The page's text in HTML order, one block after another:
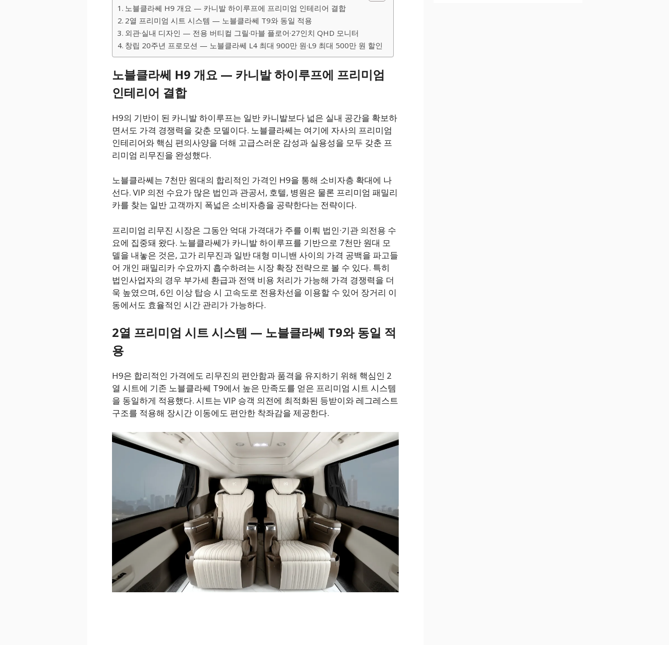
노블클라쎄 H9 개요 — 카니발 하이루프에 프리미엄 인테리어 결합
2열 프리미엄 시트 시스템 — 노블클라쎄 T9와 동일 적용
외관·실내 디자인 — 전용 버티컬 그릴·마블 플로어·27인치 QHD 모니터
창립 20주년 프로모션 — 노블클라쎄 L4 최대 900만 원·L9 최대 500만 원 할인
노블클라쎄 H9 개요 — 카니발 하이루프에 프리미엄
인테리어 결합
H9의 기반이 된 카니발 하이루프는 일반 카니발보다 넓은 실내 공간을 확보하
면서도 가격 경쟁력을 갖춘 모델이다. 노블클라쎄는 여기에 자사의 프리미엄
인테리어와 핵심 편의사양을 더해 고급스러운 감성과 실용성을 모두 갖춘 프
리미엄 리무진을 완성했다.
노블클라쎄는 7천만 원대의 합리적인 가격인 H9을 통해 소비자층 확대에 나
선다. VIP 의전 수요가 많은 법인과 관공서, 호텔, 병원은 물론 프리미엄 패밀리
카를 찾는 일반 고객까지 폭넓은 소비자층을 공략한다는 전략이다.
프리미엄 리무진 시장은 그동안 억대 가격대가 주를 이뤄 법인·기관 의전용 수
요에 집중돼 왔다. 노블클라쎄가 카니발 하이루프를 기반으로 7천만 원대 모
델을 내놓은 것은, 고가 리무진과 일반 대형 미니밴 사이의 가격 공백을 파고들
어 개인 패밀리카 수요까지 흡수하려는 시장 확장 전략으로 볼 수 있다. 특히
법인사업자의 경우 부가세 환급과 전액 비용 처리가 가능해 가격 경쟁력을 더
욱 높였으며, 6인 이상 탑승 시 고속도로 전용차선을 이용할 수 있어 장거리 이
동에서도 효율적인 시간 관리가 가능하다.
2열 프리미엄 시트 시스템 — 노블클라쎄 T9와 동일 적
용
H9은 합리적인 가격에도 리무진의 편안함과 품격을 유지하기 위해 핵심인 2
열 시트에 기존 노블클라쎄 T9에서 높은 만족도를 얻은 프리미엄 시트 시스템
을 동일하게 적용했다. 시트는 VIP 승객 의전에 최적화된 등받이와 레그레스트
구조를 적용해 장시간 이동에도 편안한 착좌감을 제공한다.